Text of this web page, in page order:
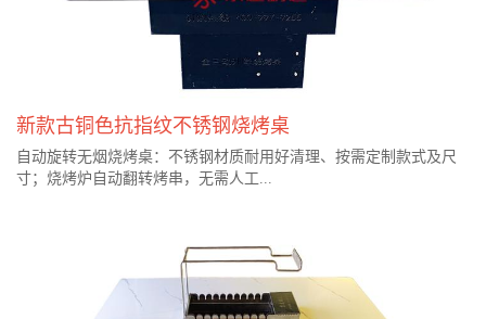
新款古铜色抗指纹不锈钢烧烤桌
自动旋转无烟烧烤桌：不锈钢材质耐用好清理、按需定制款式及尺
寸；烧烤炉自动翻转烤串，无需人工...